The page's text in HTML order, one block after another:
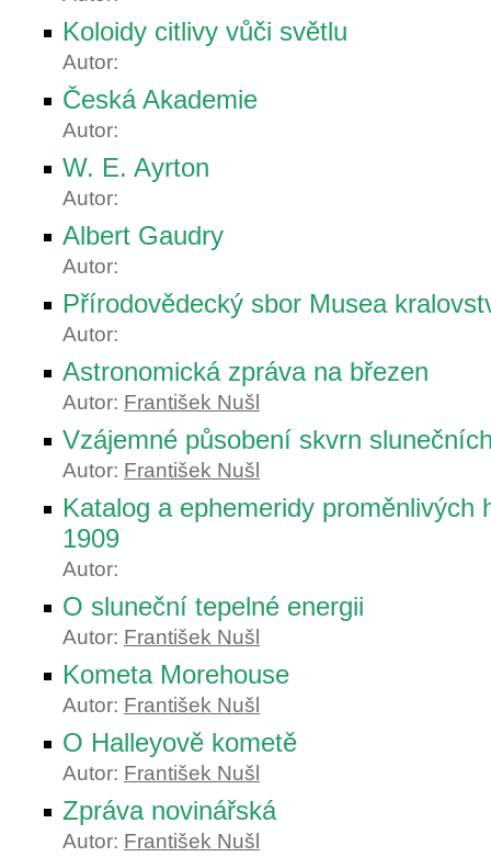
Koloidy citlivy vůči světlu
Autor:
Česká Akademie
Autor:
W. E. Ayrton
Autor:
Albert Gaudry
Autor:
Přírodovědecký sbor Musea
Autor:
Astronomická zpráva na březen
Autor: František Nušl
Vzájemné působení skvrn
Autor: František Nušl
Katalog a ephemeridy proměnlivých
1909
Autor:
O sluneční tepelné energii
Autor: František Nušl
Kometa Morehouse
Autor: František Nušl
O Halleyově kometě
Autor: František Nušl
Zpráva novinářská
Autor: František Nušl